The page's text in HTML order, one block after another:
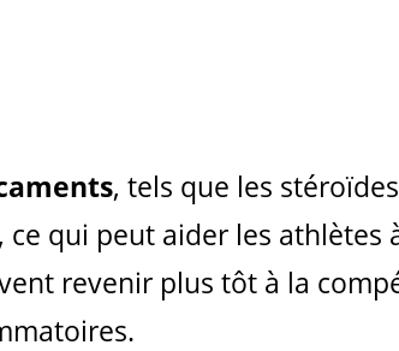
, tels que les
qui peut aider les
revenir plus tôt à la